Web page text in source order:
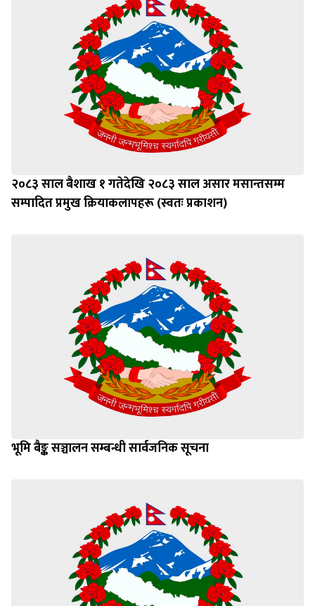
२०८३ साल बैशाख १ गतेदेखि २०८३ साल असार मसान्तसम्म
सम्पादित प्रमुख क्रियाकलापहरू (स्वतः प्रकाशन)
भूमि बैङ्क सञ्चालन सम्बन्धी सार्वजनिक सूचना